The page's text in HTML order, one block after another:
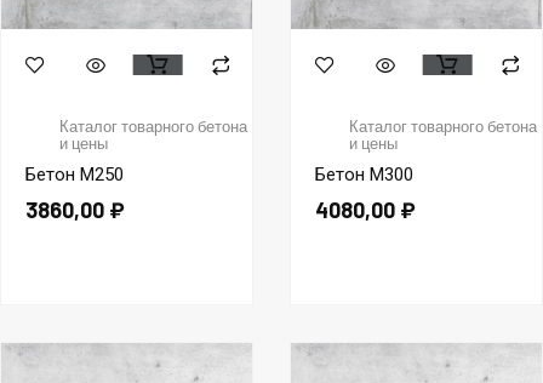
Каталог товарного бетона
и цены
Бетон М250
3860,00 ₽
Каталог товарного бетона
и цены
Бетон М300
4080,00 ₽